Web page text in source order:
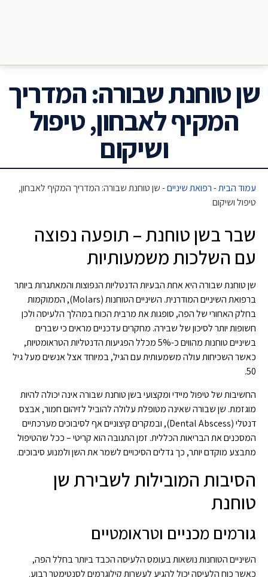
שן טוחנת שבורה: המדריך
המקיף לאבחון, טיפול
ושיקום
עמוד הבית-רפואת שיניים-שן טוחנת שבורה: המדריך המקיף לאבחון,
טיפול ושיקום
שבר בשן טוחנת – תופעה נפוצה
עם השלכות משמעותיות
שן טוחנת שבורה היא אחת הבעיות הדנטליות הנפוצות והמאתגרות ביותר
ברפואת השיניים המודרנית. השיניים הטוחנות (Molars), הממוקמות
בחלק האחורי של הפה, סופגות את מרבית הכוח במהלך הלעיסה ולכן
חשופות יותר לסיכון של שבירה. מחקרים עדכניים מראים כי שברים
בשיניים טוחנות מהווים כ-5% מכלל הפגיעות הדנטליות הטראומטיות,
כאשר השכיחות עולה משמעותית עם הגיל, במיוחד אצל אנשים מעל גיל
50.
החשיבות של טיפול מיידי ומקצועי בשן טוחנת שבורה אינה יכולה להיות
מוגזמת. שן שבורה שאינה מטופלת עלולה להוביל לזיהום חמור, אבצס
דנטלי (Dental Abscess), ובמקרים קיצוניים אף לסיבוכים מערכתיים
המסכנים את הבריאות הכללית. זמן התגובה הוא קריטי – ככל שהטיפול
מתבצע מוקדם יותר, כך גדלים הסיכויים לשמר את השן ולמנוע סיבוכים.
הסיבות המובילות לשבירת שן
טוחנת
גורמים מכניים וטראומטיים
השיניים הטוחנות נושאות בעומס הלעיסה הכבד ביותר בחלל הפה,
כאשר כוח הלעיסה יכול להגיע לעשרות קילוגרמים לסנטימטר רבוע.